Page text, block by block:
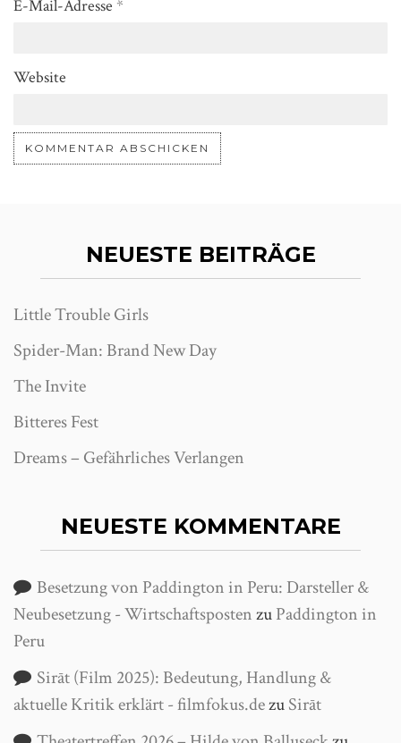
E-Mail-Adresse *
Website
NEUESTE BEITRÄGE
Little Trouble Girls
Spider-Man: Brand New Day
The Invite
Bitteres Fest
Dreams – Gefährliches Verlangen
NEUESTE KOMMENTARE
Besetzung von Paddington in Peru: Darsteller &
Neubesetzung - WirtschaftspostenzuPaddington in
Peru
Sirāt (Film 2025): Bedeutung, Handlung &
aktuelle Kritik erklärt - filmfokus.dezuSirāt